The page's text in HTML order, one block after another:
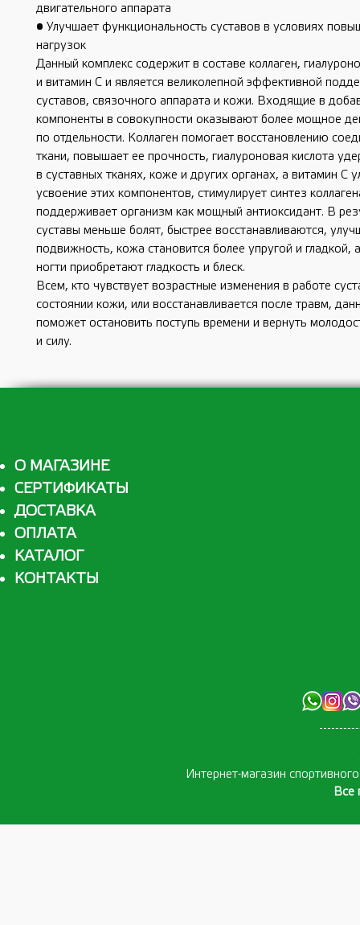
двигательного аппарата
• Улучшает функциональность суставов в условиях
нагрузок
Данный комплекс содержит в составе коллаген,
и витамин С и является великолепной эффективной
суставов, связочного аппарата и кожи. Входящие в
компоненты в совокупности оказывают более мощное
по отдельности. Коллаген помогает восстановлению
ткани, повышает ее прочность, гиалуроновая кислота
в суставных тканях, коже и других органах, а витамин С
усвоение этих компонентов, стимулирует синтез
поддерживает организм как мощный антиоксидант. В
суставы меньше болят, быстрее восстанавливаются,
подвижность, кожа становится более упругой и гладкой,
ногти приобретают гладкость и блеск.
Всем, кто чувствует возрастные изменения в работе
состоянии кожи, или восстанавливается после травм,
поможет остановить поступь времени и вернуть
и силу.
О МАГАЗИНЕ
СЕРТИФИКАТЫ
ДОСТАВКА
ОПЛАТА
КАТАЛОГ
КОНТАКТЫ
Интернет-магазин
Все